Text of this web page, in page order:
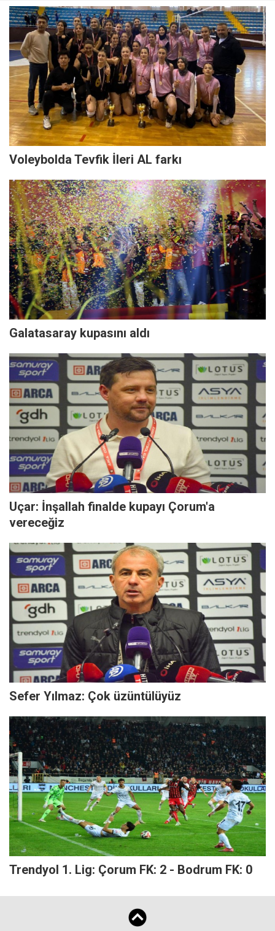
Voleybolda Tevfik İleri AL farkı
Galatasaray kupasını aldı
Uçar: İnşallah finalde kupayı Çorum'a
vereceğiz
Sefer Yılmaz: Çok üzüntülüyüz
Trendyol 1. Lig: Çorum FK: 2 - Bodrum FK: 0